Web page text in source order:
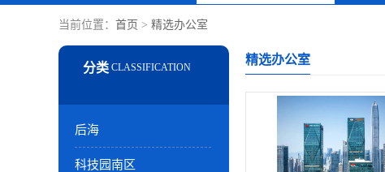
当前位置： 首页 > 精选办公室
后海
科技园南区
精选办公室